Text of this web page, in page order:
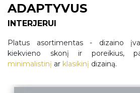
ADAPTYVUS
INTERJERUI
Platus asortimentas - dizaino
kiekvieno skonį ir poreikius,
minimalistinį ar klasikinį dizainą.